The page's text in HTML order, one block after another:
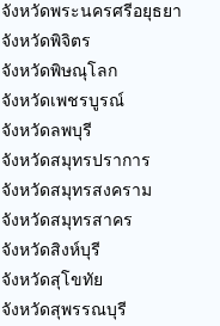
จังหวัดพระนครศรีอยุธยา
จังหวัดพิจิตร
จังหวัดพิษณุโลก
จังหวัดเพชรบูรณ์
จังหวัดลพบุรี
จังหวัดสมุทรปราการ
จังหวัดสมุทรสงคราม
จังหวัดสมุทรสาคร
จังหวัดสิงห์บุรี
จังหวัดสุโขทัย
จังหวัดสุพรรณบุรี